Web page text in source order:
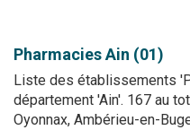
PharmaciesAin (01)
Liste des établissements
département 'Ain'. 167 au
Oyonnax, Ambérieu-en-